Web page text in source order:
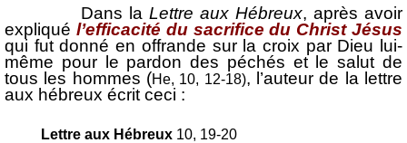
Dans la Lettre aux Hébreux, après avoir
expliqué l’efficacité du sacrifice du Christ Jésus
qui fut donné en offrande sur la croix par Dieu lui-
même pour le pardon des péchés et le salut de
tous les hommes (He, 10, 12-18), l’auteur de la lettre
aux hébreux écrit ceci :
Lettre aux Hébreux 10, 19-20